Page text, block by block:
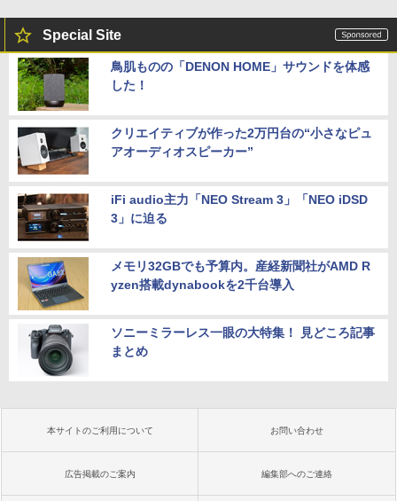
Special Site
鳥肌ものの「DENON HOME」サウンドを体感
した！
クリエイティブが作った2万円台の“小さなピュ
アオーディオスピーカー”
iFi audio主力「NEO Stream 3」「NEO iDSD
3」に迫る
メモリ32GBでも予算内。産経新聞社がAMD R
yzen搭載dynabookを2千台導入
ソニーミラーレス一眼の大特集！ 見どころ記事
まとめ
本サイトのご利用について お問い合わせ
広告掲載のご案内 編集部へのご連絡